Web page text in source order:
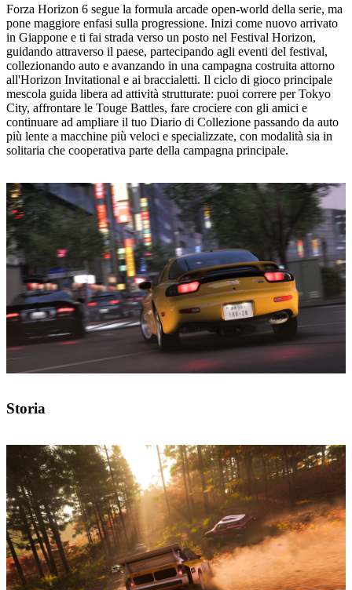
Forza Horizon 6 segue la formula arcade open‑world della serie, ma
pone maggiore enfasi sulla progressione. Inizi come nuovo arrivato
in Giappone e ti fai strada verso un posto nel Festival Horizon,
guidando attraverso il paese, partecipando agli eventi del festival,
collezionando auto e avanzando in una campagna costruita attorno
all'Horizon Invitational e ai braccialetti. Il ciclo di gioco principale
mescola guida libera ad attività strutturate: puoi correre per Tokyo
City, affrontare le Touge Battles, fare crociere con gli amici e
continuare ad ampliare il tuo Diario di Collezione passando da auto
più lente a macchine più veloci e specializzate, con modalità sia in
solitaria che cooperativa parte della campagna principale.
Storia